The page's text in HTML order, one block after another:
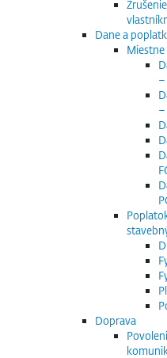
Dane a
Miestne
–
–
Doprava